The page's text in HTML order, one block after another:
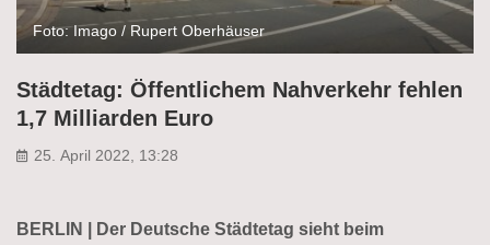
Foto: Imago / Rupert Oberhäuser
Städtetag: Öffentlichem Nahverkehr fehlen
1,7 Milliarden Euro
25. April 2022, 13:28
BERLIN | Der Deutsche Städtetag sieht beim